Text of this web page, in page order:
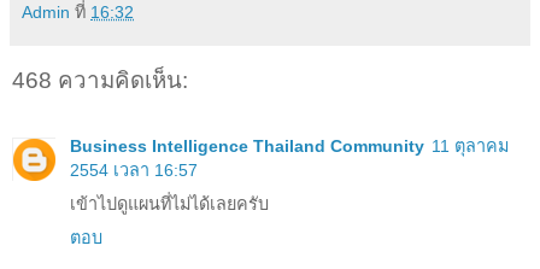
Admin ที่ 16:32
468 ความคิดเห็น:
Business Intelligence Thailand Community 11 ตุลาคม
2554 เวลา 16:57
เข้าไปดูแผนที่ไม่ได้เลยครับ
ตอบ